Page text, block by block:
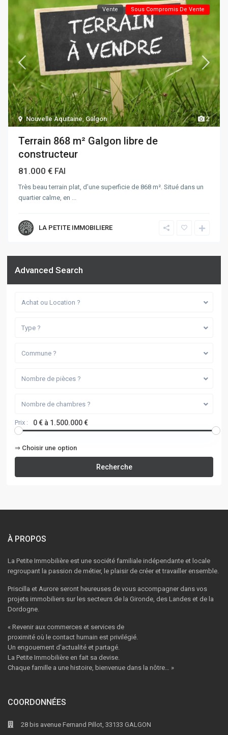
2
Nouvelle Aquitaine,Galgon
Vente Sous Compromis De Vente
Terrain 868 m² Galgon libre de
constructeur
81.000 € FAI
Très beau terrain plat, d’une superficie de 868 m². Situé dans un
quartier calme, en
LA PETITE IMMOBILIERE
Advanced Search
Achat ou Location ?
Type ?
Commune ?
Nombre de pièces ?
Nombre de chambres ?
Prix : 0 € à 1.500.000 €
⇒ Choisir une option
Recherche
À PROPOS
La Petite Immobilière est une société familiale indépendante et locale
regroupant la passion de métier, le plaisir de créer et travailler ensemble.
Priscilla et Aurore seront heureuses de vous accompagner dans vos
projets immobiliers sur les secteurs de la Gironde, des Landes et de la
Dordogne.
« Revenir aux commerces et services de
proximité où le contact humain est privilégié.
Un engouement d’actualité et partagé.
La Petite Immobilière en fait sa devise.
Chaque famille a une histoire, bienvenue dans la nôtre… »
COORDONNÉES
28 bis avenue Fernand Pillot, 33133 GALGON